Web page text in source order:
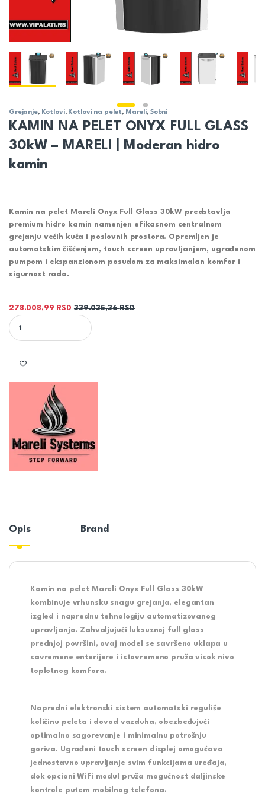
Grejanje, Kotlovi, Kotlovi na pelet, Mareli, Sobni
KAMIN NA PELET ONYX FULL GLASS
30kW – MARELI | Moderan hidro
kamin
Kamin na pelet Mareli Onyx Full Glass 30kW predstavlja
premium hidro kamin namenjen efikasnom centralnom
grejanju većih kuća i poslovnih prostora. Opremljen je
automatskim čišćenjem, touch screen upravljanjem, ugrađenom
pumpom i ekspanzionom posudom za maksimalan komfor i
sigurnost rada.
278.008,99 RSD 339.035,36RSD
KAMIN NA PELET ONYX FULL GLASS 30kW - MARELI | Moderan
Opis Brand
Kamin na pelet Mareli Onyx Full Glass 30kW
kombinuje vrhunsku snagu grejanja, elegantan
izgled i naprednu tehnologiju automatizovanog
upravljanja. Zahvaljujući luksuznoj full glass
prednjoj površini, ovaj model se savršeno uklapa u
savremene enterijere i istovremeno pruža visok nivo
toplotnog komfora.
Napredni elektronski sistem automatski reguliše
količinu peleta i dovod vazduha, obezbeđujući
optimalno sagorevanje i minimalnu potrošnju
goriva. Ugrađeni touch screen displej omogućava
jednostavno upravljanje svim funkcijama uređaja,
dok opcioni WiFi modul pruža mogućnost daljinske
kontrole putem mobilnog telefona.